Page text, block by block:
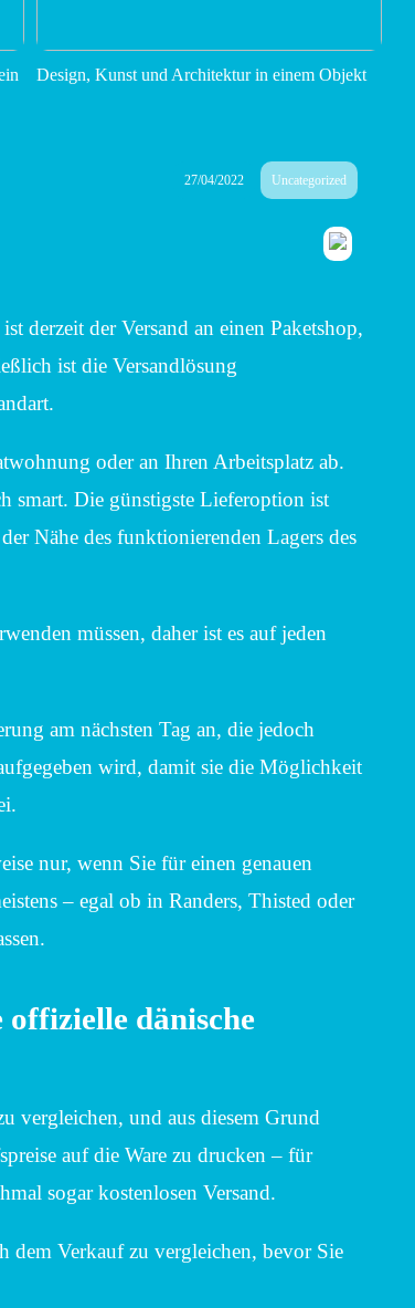
Design, Kunst und Architektur in einem Objekt
27/04/2022 Uncategorized
derzeit der Versand an einen Paketshop,
ist die Versandlösung
oder an Ihren Arbeitsplatz ab.
smart. Die günstigste Lieferoption ist
Nähe des funktionierenden Lagers des
müssen, daher ist es auf jeden
am nächsten Tag an, die jedoch
wird, damit sie die Möglichkeit
nur, wenn Sie für einen genauen
– egal ob in Randers, Thisted oder
dänische
vergleichen, und aus diesem Grund
auf die Ware zu drucken – für
sogar kostenlosen Versand.
dem Verkauf zu vergleichen, bevor Sie